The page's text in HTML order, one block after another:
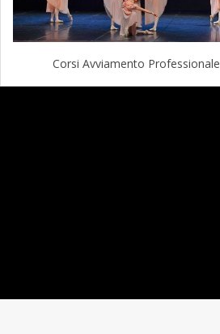
Corsi Avviamento Professionale